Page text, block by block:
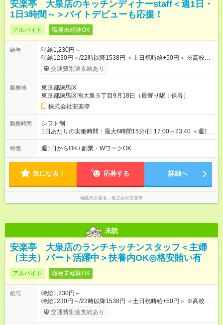
安楽亭 大泉店のキッチンディナーstaff＜週1日・
1日3時間～＞バイトデビューも応援！
アルバイト 職種未経験OK
給与
時給1,230円～
時給1230円～/22時以降1538円 ＜土日祝時給+50円＞ ※高校生
時給1230円 【試用期間】試用期間あり 試用期間の長さ：12ヶ
月 雇用形態、給与は本採用時と同じです。 ※最大12ヶ月の間
交通費別途支給あり
勤務地
東京都練馬区
東京都練馬区南大泉５丁目9月18日（最寄り駅：保谷）
株式会社安楽亭
勤務時間
シフト制
1日あたりの実働時間：最大6時間15分/日 17:00～23:40 ＜週1日
～/短時間OK！＞ ※18歳未満・高校生は21:30までの勤務 ・シフ
トは自己申告制だから私生活優先でOK◎ ・週1日もあれば週5日
して短時間」など希望に合わせて働けます！
特徴 週1日からOK / 副業・WワークOK
気になる！ 応募する 詳細へ
掲載元企業名 株式会社安楽亭
未読
安楽亭 大泉店のランチキッチンスタッフ＜主婦
（主夫）パート活躍中＞扶養内OK◎格安賄い有
アルバイト 職種未経験OK
給与
時給1,230円～
時給1230円～/22時以降1538円 ＜土日祝時給+50円＞ ※高校生
時給1230円 【試用期間】試用期間あり 試用期間の長さ：12ヶ
月 雇用形態、給与は本採用時と同じです。 ※最大12ヶ月の間
交通費別途支給あり